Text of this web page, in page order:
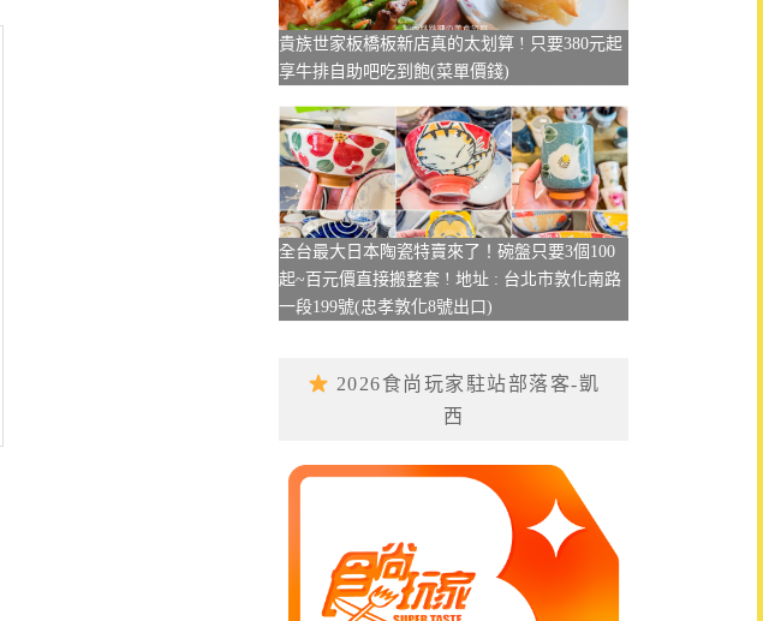
貴族世家板橋板新店真的太划算 ! 只要380元起
享牛排自助吧吃到飽(菜單價錢)
全台最大日本陶瓷特賣來了！碗盤只要3個100
起~百元價直接搬整套 ! 地址 : 台北市敦化南路
一段199號(忠孝敦化8號出口)
2026食尚玩家駐站部落客-凱
西